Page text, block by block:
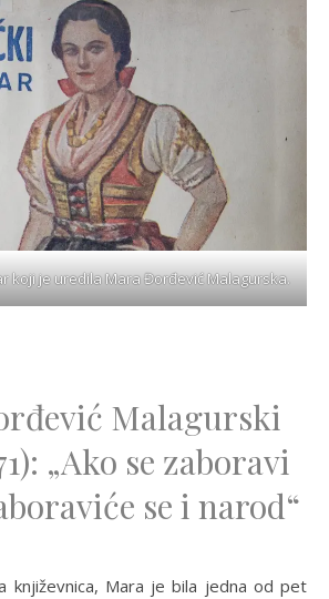
koji je uredila Mara Đorđević Malagurska.
Malagurski
„Ako se zaboravi
se i narod“
književnica, Mara je bila jedna od pet